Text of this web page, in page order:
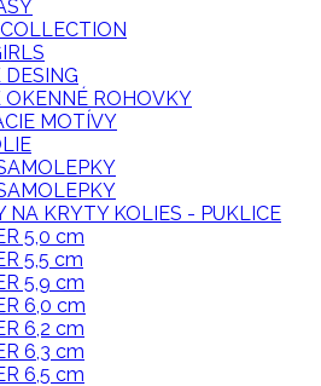
DESING
OKENNÉ ROHOVKY
MOTÍVY
NA KRYTY KOLIES - PUKLICE
5,0 cm
5,5 cm
5,9 cm
6,0 cm
6,2 cm
6,3 cm
6,5 cm